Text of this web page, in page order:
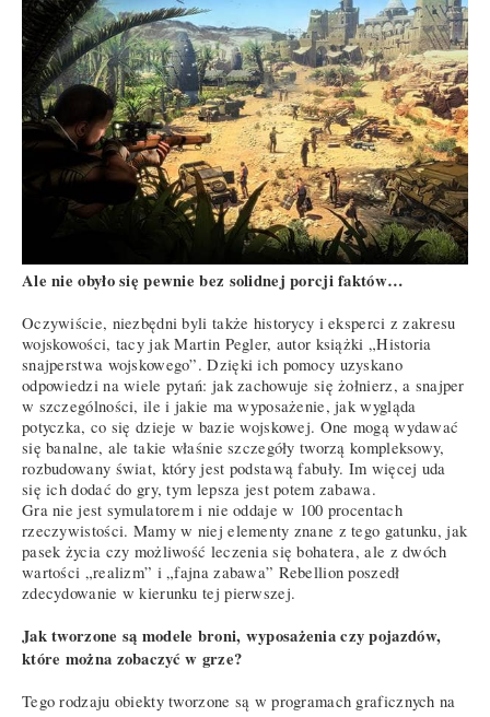
Ale nie obyło się pewnie bez solidnej porcji faktów…
Oczywiście, niezbędni byli także historycy i eksperci z zakresu
wojskowości, tacy jak Martin Pegler, autor książki „Historia
snajperstwa wojskowego”. Dzięki ich pomocy uzyskano
odpowiedzi na wiele pytań: jak zachowuje się żołnierz, a snajper
w szczególności, ile i jakie ma wyposażenie, jak wygląda
potyczka, co się dzieje w bazie wojskowej. One mogą wydawać
się banalne, ale takie właśnie szczegóły tworzą kompleksowy,
rozbudowany świat, który jest podstawą fabuły. Im więcej uda
się ich dodać do gry, tym lepsza jest potem zabawa.
Gra nie jest symulatorem i nie oddaje w 100 procentach
rzeczywistości. Mamy w niej elementy znane z tego gatunku, jak
pasek życia czy możliwość leczenia się bohatera, ale z dwóch
wartości „realizm” i „fajna zabawa” Rebellion poszedł
zdecydowanie w kierunku tej pierwszej.
Jak tworzone są modele broni, wyposażenia czy pojazdów,
które można zobaczyć w grze?
Tego rodzaju obiekty tworzone są w programach graficznych na